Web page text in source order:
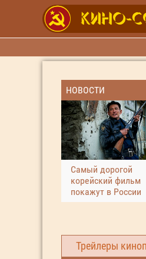
НОВОСТИ
Самый дорогой
корейский фильм
покажут в России
Трейлеры